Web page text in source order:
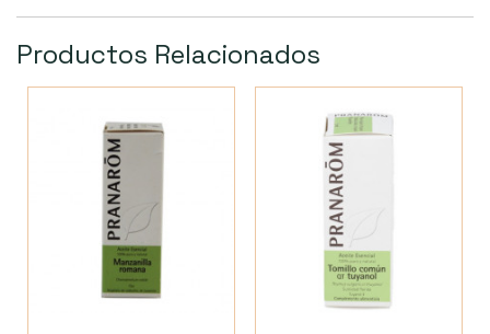
Productos Relacionados